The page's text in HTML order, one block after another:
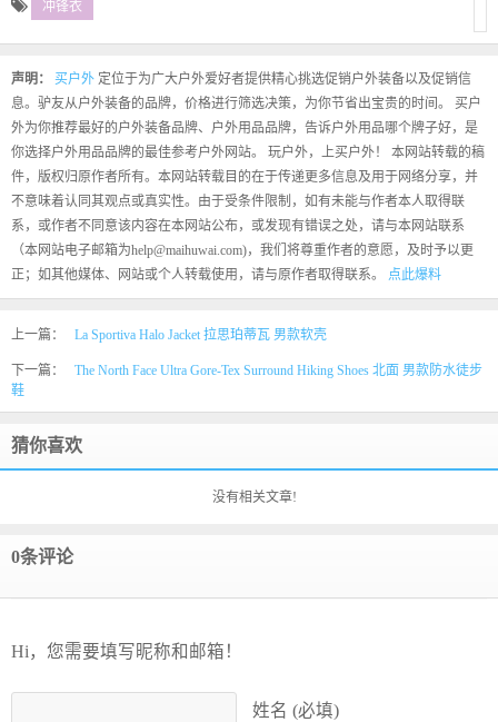
冲锋衣
声明： 买户外 定位于为广大户外爱好者提供精心挑选促销户外装备以及促销信
息。驴友从户外装备的品牌，价格进行筛选决策，为你节省出宝贵的时间。 买户
外为你推荐最好的户外装备品牌、户外用品品牌，告诉户外用品哪个牌子好，是
你选择户外用品品牌的最佳参考户外网站。 玩户外，上买户外！ 本网站转载的稿
件，版权归原作者所有。本网站转载目的在于传递更多信息及用于网络分享，并
不意味着认同其观点或真实性。由于受条件限制，如有未能与作者本人取得联
系，或作者不同意该内容在本网站公布，或发现有错误之处，请与本网站联系
（本网站电子邮箱为help@maihuwai.com)，我们将尊重作者的意愿，及时予以更
正；如其他媒体、网站或个人转载使用，请与原作者取得联系。 点此爆料
上一篇： La Sportiva Halo Jacket 拉思珀蒂瓦 男款软壳
下一篇：
The North Face Ultra Gore-Tex Surround Hiking Shoes 北面 男款防水徒步
鞋
猜你喜欢
没有相关文章!
0条评论
Hi，您需要填写昵称和邮箱！
姓名 (必填)